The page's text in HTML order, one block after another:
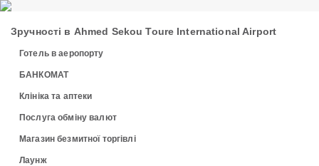
Зручності в Ahmed Sekou Toure International Airport
Готель в аеропорту
БАНКОМАТ
Клініка та аптеки
Послуга обміну валют
Магазин безмитної торгівлі
Лаунж